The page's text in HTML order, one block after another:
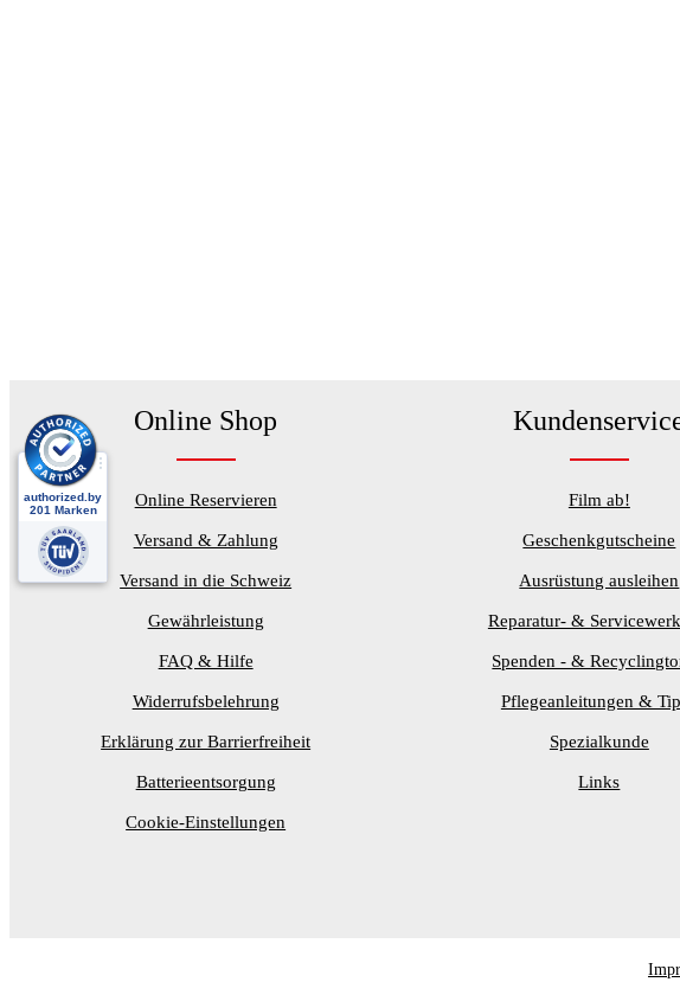
Online Shop
Online Reservieren
Versand & Zahlung
Versand in die Schweiz
Gewährleistung
FAQ & Hilfe
Widerrufsbelehrung
Erklärung zur Barrierfreiheit
Batterieentsorgung
Cookie-Einstellungen
Film ab!
Geschenkgutscheine
Ausrüstung ausleihen
Reparatur- &
Spenden - &
Pflegeanleitungen &
Spezialkunde
Links